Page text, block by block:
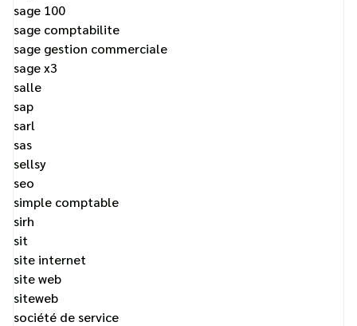
sage 100
sage comptabilite
sage gestion commerciale
sage x3
salle
sap
sarl
sas
sellsy
seo
simple comptable
sirh
sit
site internet
site web
siteweb
société de service